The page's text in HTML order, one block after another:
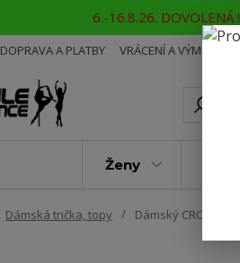
6.-16.8.26. DOVOLENÁ
DOPRAVA A PLATBY VRÁCENÍ A VÝMĚNA
Ženy
Dámská trička, topy Dámský CROP TOP